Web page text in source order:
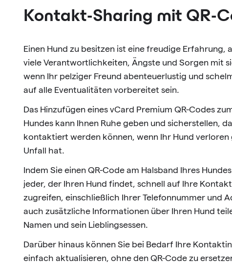
Kontakt-Sharing mit QR-
Einen Hund zu besitzen ist eine freudige Erfahrung,
viele Verantwortlichkeiten, Ängste und Sorgen mit
wenn Ihr pelziger Freund abenteuerlustig und
auf alle Eventualitäten vorbereitet sein.
Das Hinzufügen eines vCard Premium QR-Codes
Hundes kann Ihnen Ruhe geben und sicherstellen,
kontaktiert werden können, wenn Ihr Hund
Unfall hat.
Indem Sie einen QR-Code am Halsband Ihres
jeder, der Ihren Hund findet, schnell auf Ihre
zugreifen, einschließlich Ihrer Telefonnummer und
auch zusätzliche Informationen über Ihren Hund
Namen und sein Lieblingsessen.
Darüber hinaus können Sie bei Bedarf Ihre
einfach aktualisieren, ohne den QR-Code zu